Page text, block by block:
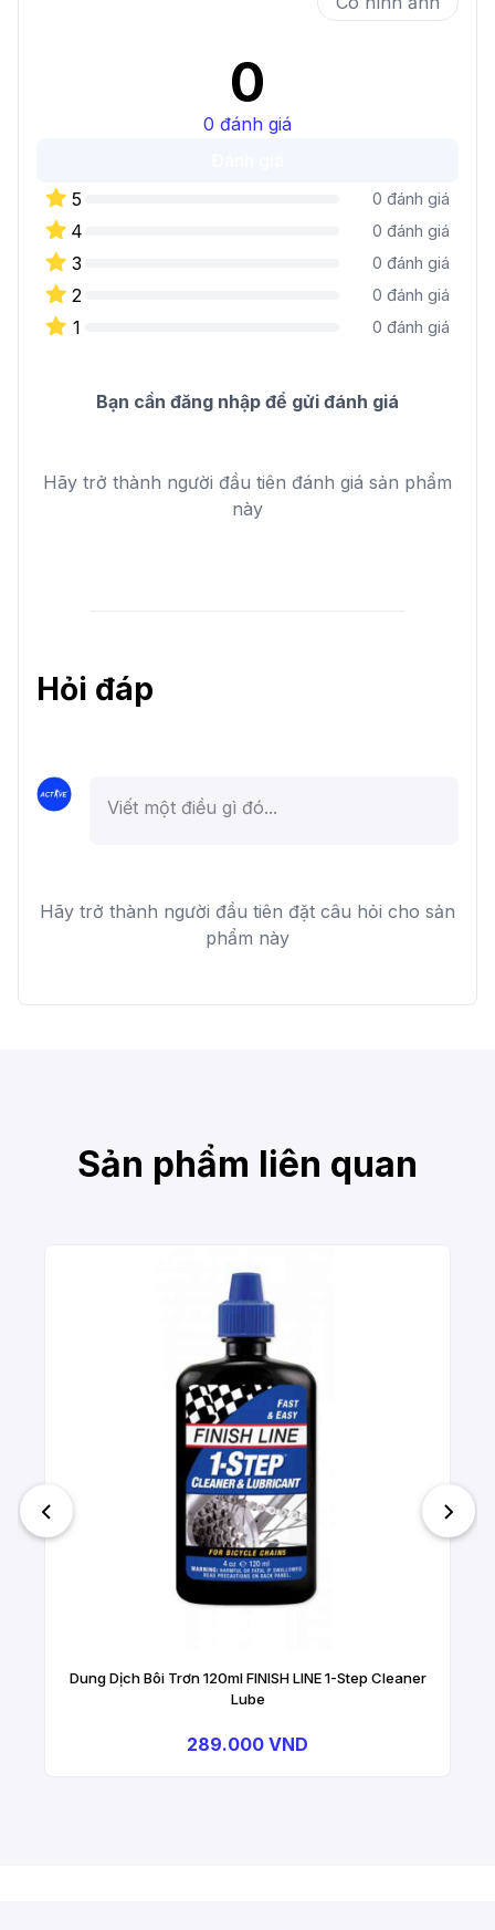
0
0 đánh giá
5
0 đánh giá
4 0 đánh giá
3 0 đánh giá
2 0 đánh giá
1 0 đánh giá
Bạn cần đăng nhập để gửi đánh giá
Hãy trở thành người đầu tiên đánh giá sản phẩm
này
Hỏi đáp
Hãy trở thành người đầu tiên đặt câu hỏi cho sản
phẩm này
Sản phẩm liên quan
Dung Dịch Bôi Trơn 120ml FINISH LINE 1-Step Cleaner
Lube
289.000 VND